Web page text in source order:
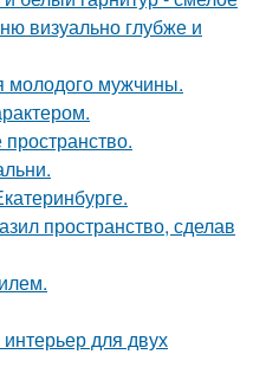
визуально глубже и
молодого мужчины.
пространство, сделав
для двух